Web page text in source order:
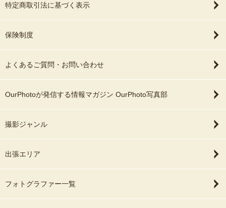
特定商取引法に基づく表示
保険制度
よくあるご質問・お問い合わせ
OurPhotoが発信する情報マガジン OurPhoto写真部
撮影ジャンル
出張エリア
フォトグラファー一覧